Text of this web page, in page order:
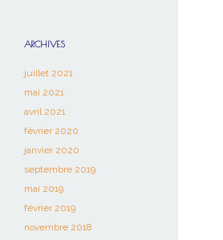
ARCHIVES
juillet 2021
mai 2021
avril 2021
février 2020
janvier 2020
septembre 2019
mai 2019
février 2019
novembre 2018